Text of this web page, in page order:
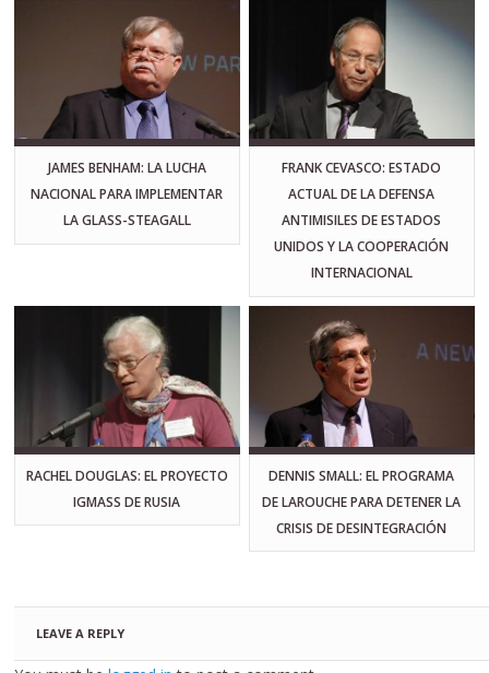
JAMES BENHAM: LA LUCHA
NACIONAL PARA IMPLEMENTAR
LA GLASS-STEAGALL
FRANK CEVASCO: ESTADO
ACTUAL DE LA DEFENSA
ANTIMISILES DE ESTADOS
UNIDOS Y LA COOPERACIÓN
INTERNACIONAL
RACHEL DOUGLAS: EL PROYECTO
IGMASS DE RUSIA
DENNIS SMALL: EL PROGRAMA
DE LAROUCHE PARA DETENER LA
CRISIS DE DESINTEGRACIÓN
LEAVE A REPLY